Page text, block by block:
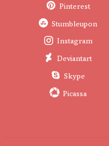
Pinterest
Stumbleupon
Instagram
Deviantart
Skype
Picassa